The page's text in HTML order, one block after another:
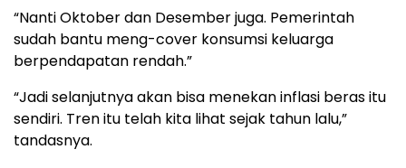
“Nanti Oktober dan Desember juga. Pemerintah
sudah bantu meng-cover konsumsi keluarga
berpendapatan rendah.”
“Jadi selanjutnya akan bisa menekan inflasi beras itu
sendiri. Tren itu telah kita lihat sejak tahun lalu,”
tandasnya.